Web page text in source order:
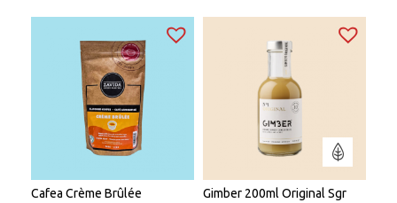
Cafea Crème Brûlée Gimber 200ml Original Sgr